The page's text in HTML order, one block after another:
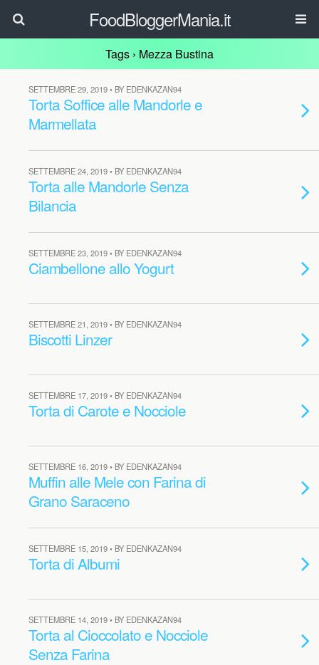
FoodBloggerMania.it
Tags › Mezza Bustina
SETTEMBRE 29, 2019 • BY EDENKAZAN94
Torta Soffice alle Mandorle e
Marmellata
SETTEMBRE 24, 2019 • BY EDENKAZAN94
Torta alle Mandorle Senza
Bilancia
SETTEMBRE 23, 2019 • BY EDENKAZAN94
Ciambellone allo Yogurt
SETTEMBRE 21, 2019 • BY EDENKAZAN94
Biscotti Linzer
SETTEMBRE 17, 2019 • BY EDENKAZAN94
Torta di Carote e Nocciole
SETTEMBRE 16, 2019 • BY EDENKAZAN94
Muffin alle Mele con Farina di
Grano Saraceno
SETTEMBRE 15, 2019 • BY EDENKAZAN94
Torta di Albumi
SETTEMBRE 14, 2019 • BY EDENKAZAN94
Torta al Cioccolato e Nocciole
Senza Farina